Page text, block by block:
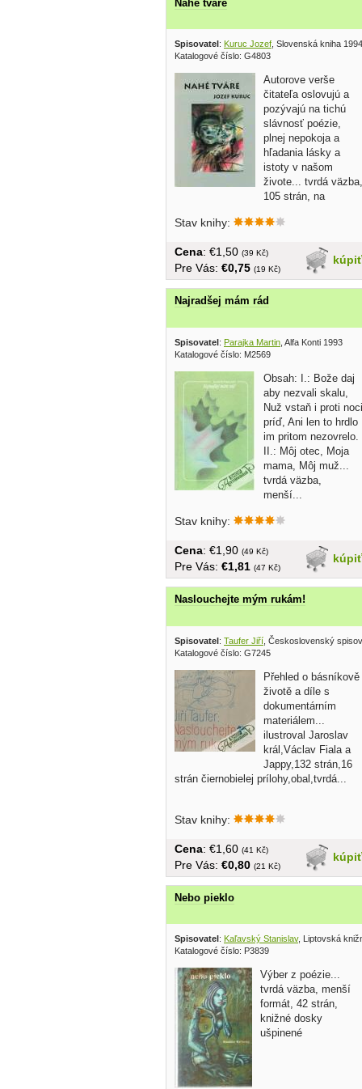
Nahé tváre
Spisovatel : Kuruc Jozef , Slovenská kniha 1994
Katalogové číslo: G4803
Autorove verše
čitateľa oslovujú a
pozývajú na tichú
slávnosť poézie,
plnej nepokoja a
hľadania lásky a
istoty v našom
živote... tvrdá väzba,
105 strán, na
Stav knihy:
kúpiť
Cena: €1,50 (39 Kč)
Pre Vás: €0,75 (19 Kč)
Najradšej mám rád
Spisovatel: Parajka Martin , Alfa Konti 1993
Katalogové číslo: M2569
Obsah: I.: Bože daj
aby nezvali skalu,
Nuž vstaň i proti noci
príď, Ani len to hrdlo
im pritom nezovrelo.
II.: Môj otec, Moja
mama, Môj muž...
tvrdá väzba,
menší...
Stav knihy:
kúpiť
Cena: €1,90 (49 Kč)
Pre Vás: €1,81 (47 Kč)
Naslouchejte mým rukám!
Spisovatel: Taufer Jiří , Československý
Katalogové číslo: G7245
Přehled o básníkově
životě a díle s
dokumentárním
materiálem...
ilustroval Jaroslav
král,Václav Fiala a
Jappy,132 strán,16
strán čiernobielej prílohy,obal,tvrdá...
Stav knihy:
kúpiť
Cena: €1,60 (41 Kč)
Pre Vás: €0,80 (21 Kč)
Nebo pieklo
Spisovatel : Kaľavský Stanislav, Liptovská
Katalogové číslo: P3839
Výber z poézie...
tvrdá väzba, menší
formát, 42 strán,
knižné dosky
ušpinené